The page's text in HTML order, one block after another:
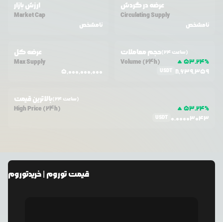
ارزش بازار
Market Cap
نامشخص
عرضه در گردش
Circulating Supply
نامشخص
عرضه کل
Max Supply
5,000,000,000
حجم معاملات (24 ساعت)
Volume (24h) 53.24%
USDT 8,639,359
بالاترین قیمت (24 ساعت)
High Price (24h) 53.24%
USDT 0.00003043
قیمتتوروم | خریدتوروم